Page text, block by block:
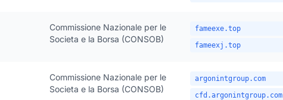
Commissione Nazionale per le
Societa e la Borsa (CONSOB)
fameexe.top
fameexj.top
Commissione Nazionale per le
Societa e la Borsa (CONSOB)
argonintgroup.com
cfd.argonintgroup.com